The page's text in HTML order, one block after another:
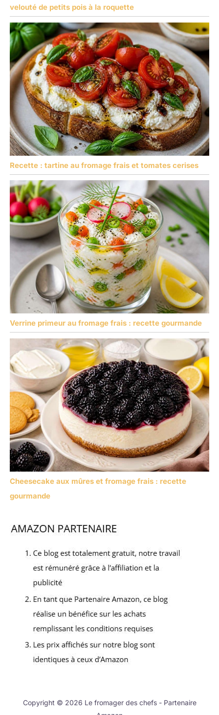
velouté de petits pois à la roquette
Recette : tartine au fromage frais et tomates cerises
Verrine primeur au fromage frais : recette gourmande
Cheesecake aux mûres et fromage frais : recette
gourmande
Copyright © 2026 Le fromager des chefs - Partenaire